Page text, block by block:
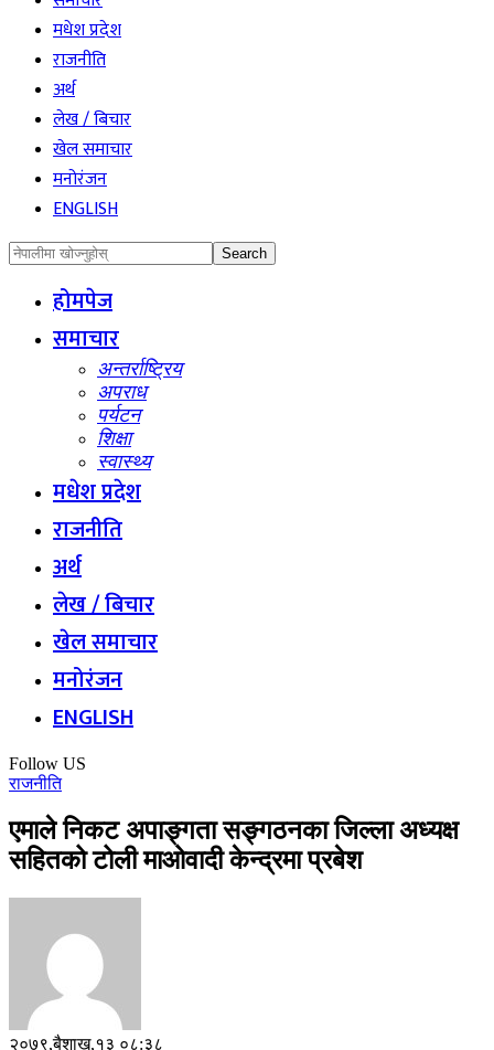
मधेश प्रदेश
राजनीति
अर्थ
लेख / बिचार
खेल समाचार
मनोरंजन
ENGLISH
होमपेज
समाचार
अन्तर्राष्ट्रिय
अपराध
पर्यटन
शिक्षा
स्वास्थ्य
मधेश प्रदेश
राजनीति
अर्थ
लेख / बिचार
खेल समाचार
मनोरंजन
ENGLISH
Follow US
राजनीति
एमाले निकट अपाङ्गता सङ्गठनका जिल्ला अध्यक्ष
सहितको टोली माओवादी केन्द्रमा प्रबेश
२०७९,बैशाख,१३ ०८:३८